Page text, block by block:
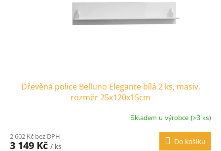
Dřevěná police Belluno Elegante bílá 2 ks, masiv,
rozměr 25x120x15cm
Skladem u výrobce (>3 ks)
2 602 Kč bez DPH
3 149 Kč / ks
Do košíku